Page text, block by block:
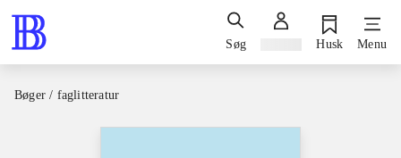
Søg Husk Menu
Bøger / faglitteratur